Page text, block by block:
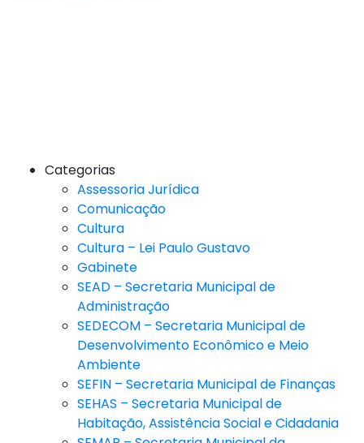
Categorias
Assessoria Jurídica
Comunicação
Cultura
Cultura – Lei Paulo Gustavo
Gabinete
SEAD – Secretaria Municipal de
Administração
SEDECOM – Secretaria Municipal de
Desenvolvimento Econômico e Meio
Ambiente
SEFIN – Secretaria Municipal de Finanças
SEHAS – Secretaria Municipal de
Habitação, Assistência Social e Cidadania